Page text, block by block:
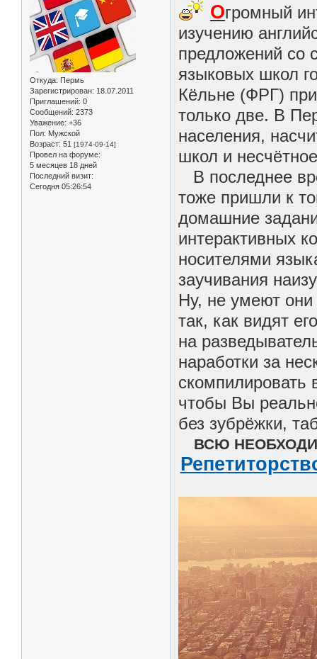
Откуда: Пермь
Зарегистрирован: 18.07.2011
Приглашений: 0
Сообщений: 2373
Уважение: +36
Пол: Мужской
Возраст: 51 [1974-09-14]
Провел на форуме:
5 месяцев 18 дней
Последний визит:
Сегодня 05:26:54
Огромный
изучению
предложений со
языковых школ
Кёльне (ФРГ)
только две. В
населения,
школ и
В последнее
тоже пришли к
домашние
интерактивных
носителями
заучивания
Ну, не умеют они
так, как видят
на
наработки за
скомпилировать
чтобы Вы
без зубрёжки,
ВСЮ